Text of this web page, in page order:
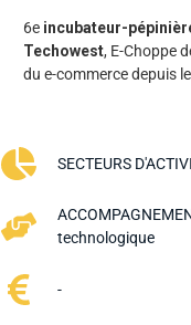
6e incubateur-
Techowest, E-Choppe
du e-commerce depuis
SECTEURS
technologique
-